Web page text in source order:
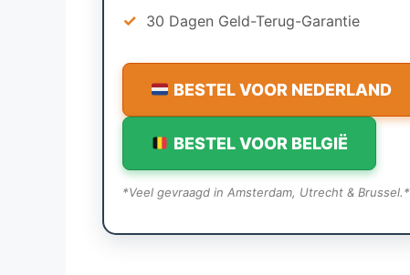
✓ 30 Dagen Geld-Terug-Garantie
BESTEL VOOR NEDERLAND
BESTEL VOOR BELGIË
*Veel gevraagd in Amsterdam, Utrecht & Brussel.*